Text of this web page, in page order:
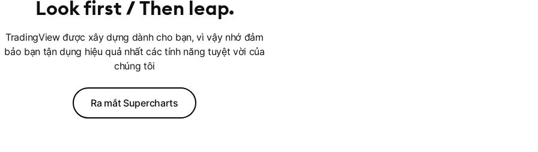
Look first Then leap
TradingView được xây dựng dành cho bạn, vì vậy nhớ đảm
bảo bạn tận dụng hiệu quả nhất các tính năng tuyệt vời của
chúng tôi
Ra mắt Supercharts